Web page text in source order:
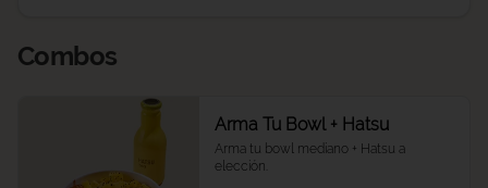
Combos
Arma Tu Bowl + Hatsu
Arma tu bowl mediano + Hatsu a
elección.